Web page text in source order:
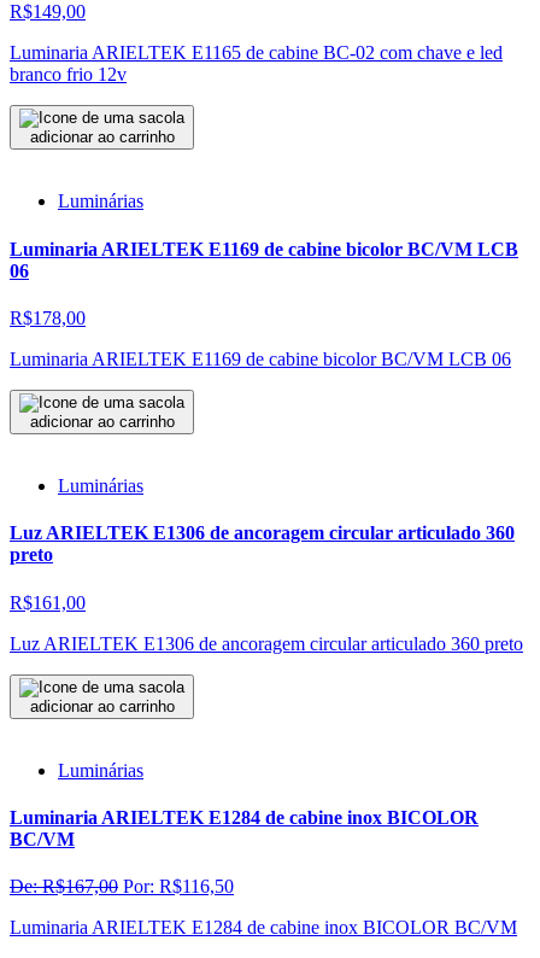
R$149,00
Luminaria ARIELTEK E1165 de cabine BC-02 com chave e led
branco frio 12v
adicionar ao carrinho
Luminárias
Luminaria ARIELTEK E1169 de cabine bicolor BC/VM LCB
06
R$178,00
Luminaria ARIELTEK E1169 de cabine bicolor BC/VM LCB 06
adicionar ao carrinho
Luminárias
Luz ARIELTEK E1306 de ancoragem circular articulado 360
preto
R$161,00
Luz ARIELTEK E1306 de ancoragem circular articulado 360 preto
adicionar ao carrinho
Luminárias
Luminaria ARIELTEK E1284 de cabine inox BICOLOR
BC/VM
De: R$167,00 Por: R$116,50
Luminaria ARIELTEK E1284 de cabine inox BICOLOR BC/VM